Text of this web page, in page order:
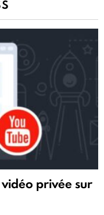
privée sur